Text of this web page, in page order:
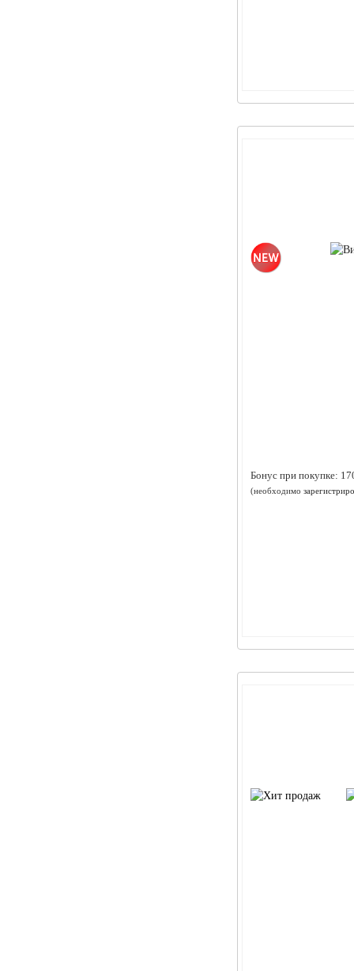
Бонус при покупке:
(необходимо